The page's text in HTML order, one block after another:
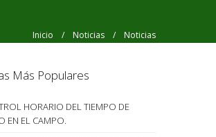
Inicio / Noticias / Noticias
Más Populares
HORARIO DEL TIEMPO DE
EN EL CAMPO.